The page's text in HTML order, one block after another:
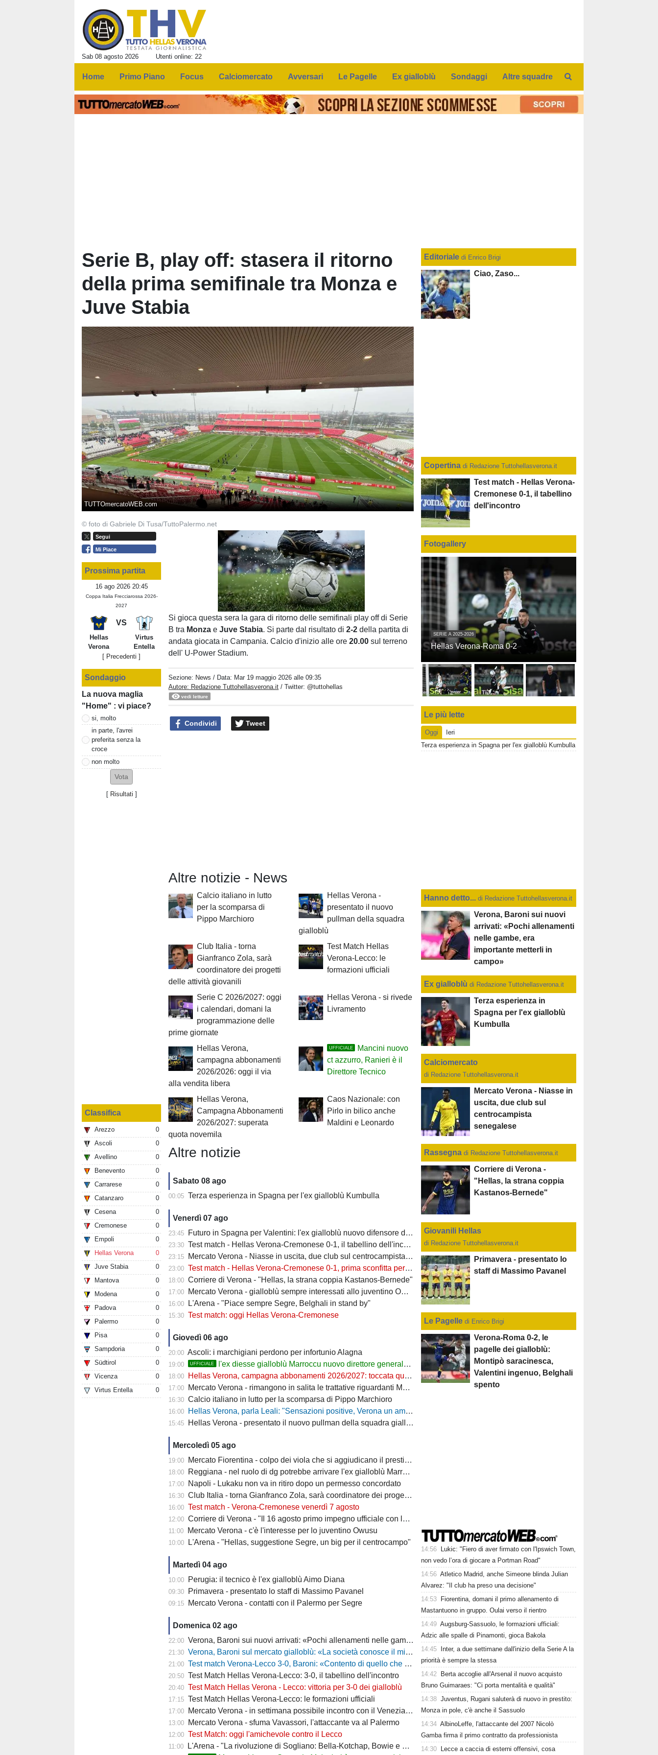
Sab 08 agosto 2026 Utenti online: 22
Home Primo Piano Focus Calciomercato Avversari Le Pagelle Ex gialloblù Sondaggi Altre squadre
Serie B, play off: stasera il ritorno
della prima semifinale tra Monza e
Juve Stabia
TUTTOmercatoWEB.com
© foto di Gabriele Di Tusa/TuttoPalermo.net
Segui
Mi Piace
Prossima partita
16 ago 2026 20:45
Coppa Italia Frecciarossa 2026-
2027
VS
Hellas
Verona
Virtus
Entella
[ Precedenti ]
Sondaggio
La nuova maglia
"Home" : vi piace?
si, molto
in parte, l'avrei
preferita senza la
croce
non molto
[ Risultati ]
Classifica
Arezzo
0
Ascoli
0
Avellino
0
Benevento
0
Carrarese
0
Catanzaro
0
Cesena
0
Cremonese
0
Empoli
0
Hellas Verona
0
Juve Stabia
0
Mantova
0
Modena
0
Padova
0
Palermo
0
Pisa
0
Sampdoria
0
Südtirol
0
Vicenza
0
Virtus Entella
0
Unmute
Loaded:
100.00%
Si gioca questa sera la gara di ritorno delle semifinali play off di Serie
B tra MonzaeJuve Stabia. Si parte dal risultato di2-2della partita di
andata giocata in Campania. Calcio d'inizio alle ore20.00sul terreno
dell' U-Power Stadium.
Sezione: News / Data: Mar 19 maggio 2026 alle 09:35
Autore: Redazione Tuttohellasverona.it / Twitter: @tuttohellas
vedi letture
Condividi Tweet
Altre notizie - News
Calcio italiano in lutto
per la scomparsa di
Pippo Marchioro
Hellas Verona -
presentato il nuovo
pullman della squadra
gialloblù
Club Italia - torna
Gianfranco Zola, sarà
coordinatore dei progetti
delle attività giovanili
Test Match Hellas
Verona-Lecco: le
formazioni ufficiali
Serie C 2026/2027: oggi
i calendari, domani la
programmazione delle
prime giornate
Hellas Verona - si rivede
Livramento
Hellas Verona,
campagna abbonamenti
2026/2026: oggi il via
alla vendita libera
UFFICIALE
Mancini nuovo
ct azzurro, Ranieri è il
Direttore Tecnico
Hellas Verona,
Campagna Abbonamenti
2026/2027: superata
quota novemila
Caos Nazionale: con
Pirlo in bilico anche
Maldini e Leonardo
Altre notizie
Sabato 08 ago
00:05 Terza esperienza in Spagna per l'ex gialloblù Kumbulla
Venerdì 07 ago
23:45 Futuro in Spagna per Valentini: l'ex gialloblù nuovo difensore dell'Alaves
23:30 Test match - Hellas Verona-Cremonese 0-1, il tabellino dell'incontro
23:15 Mercato Verona - Niasse in uscita, due club sul centrocampista senegalese
23:00 Test match - Hellas Verona-Cremonese 0-1, prima sconfitta per i gialloblù
18:00 Corriere di Verona - "Hellas, la strana coppia Kastanos-Bernede"
17:00 Mercato Verona - gialloblù sempre interessati allo juventino Owusu
16:00 L'Arena - "Piace sempre Segre, Belghali in stand by"
15:30 Test match: oggi Hellas Verona-Cremonese
Giovedì 06 ago
20:00 Ascoli: i marchigiani perdono per infortunio Alagna
19:00 UFFICIALE l'ex diesse gialloblù Marroccu nuovo direttore generale della Reggina
18:00 Hellas Verona, campagna abbonamenti 2026/2027: toccata quota 11mila
17:00 Mercato Verona - rimangono in salita le trattative riguardanti Montipò e Segre
16:30 Calcio italiano in lutto per la scomparsa di Pippo Marchioro
16:00 Hellas Verona, parla Leali: "Sensazioni positive, Verona un ambiente dove si può lavorare bene"
15:45 Hellas Verona - presentato il nuovo pullman della squadra gialloblù
Mercoledì 05 ago
19:00 Mercato Fiorentina - colpo dei viola che si aggiudicano il prestito dal Real di Mastantuono
18:00 Reggiana - nel ruolo di dg potrebbe arrivare l'ex gialloblù Marroccu
17:00 Napoli - Lukaku non va in ritiro dopo un permesso concordato
16:30 Club Italia - torna Gianfranco Zola, sarà coordinatore dei progetti delle attività giovanili
16:00 Test match - Verona-Cremonese venerdì 7 agosto
12:00 Corriere di Verona - "Il 16 agosto primo impegno ufficiale con la Coppa Italia"
11:00 Mercato Verona - c'è l'interesse per lo juventino Owusu
10:00 L'Arena - "Hellas, suggestione Segre, un big per il centrocampo"
Martedì 04 ago
10:00 Perugia: il tecnico è l'ex gialloblù Aimo Diana
09:30 Primavera - presentato lo staff di Massimo Pavanel
09:15 Mercato Verona - contatti con il Palermo per Segre
Domenica 02 ago
22:00 Verona, Baroni sui nuovi arrivati: «Pochi allenamenti nelle gambe, era importante metterli in campo»
21:30 Verona, Baroni sul mercato gialloblù: «La società conosce il mio progetto, la mia garanzia è Sogliano»
21:00 Test match Verona-Lecco 3-0, Baroni: «Contento di quello che ho visto, la strada è questa e non torneremo indietro»
20:50 Test Match Hellas Verona-Lecco: 3-0, il tabellino dell'incontro
20:40 Test Match Hellas Verona - Lecco: vittoria per 3-0 dei gialloblù
17:15 Test Match Hellas Verona-Lecco: le formazioni ufficiali
17:00 Mercato Verona - in settimana possibile incontro con il Venezia per Montipò
13:00 Mercato Verona - sfuma Vavassori, l'attaccante va al Palermo
12:00 Test Match: oggi l'amichevole contro il Lecco
11:00 L'Arena - "La rivoluzione di Sogliano: Bella-Kotchap, Bowie e ora Belghali"
Editorialedi Enrico Brigi
Ciao, Zaso...
Copertina di Redazione Tuttohellasverona.it
Test match - Hellas Verona-
Cremonese 0-1, il tabellino
dell'incontro
Fotogallery
SERIE A 2025-2026
Hellas Verona-Roma 0-2
Le più lette
Oggi
Ieri
Terza esperienza in Spagna per l'ex gialloblù Kumbulla
Hanno detto... di Redazione Tuttohellasverona.it
Verona, Baroni sui nuovi
arrivati: «Pochi allenamenti
nelle gambe, era
importante metterli in
campo»
Ex gialloblùdi Redazione Tuttohellasverona.it
Terza esperienza in
Spagna per l'ex gialloblù
Kumbulla
Calciomercato
di Redazione Tuttohellasverona.it
Mercato Verona - Niasse in
uscita, due club sul
centrocampista
senegalese
Rassegna di Redazione Tuttohellasverona.it
Corriere di Verona -
"Hellas, la strana coppia
Kastanos-Bernede"
Giovanili Hellas
di Redazione Tuttohellasverona.it
Primavera - presentato lo
staff di Massimo Pavanel
Le Pagelle di Enrico Brigi
Verona-Roma 0-2, le
pagelle dei gialloblù:
Montipò saracinesca,
Valentini ingenuo, Belghali
spento
14:56
Lukic: "Fiero di aver firmato con l'Ipswich Town,
non vedo l’ora di giocare a Portman Road"
14:56 Atletico Madrid, anche Simeone blinda Julian
Alvarez: "Il club ha preso una decisione"
14:53
Fiorentina, domani il primo allenamento di
Mastantuono in gruppo. Oulai verso il rientro
14:49 Augsburg-Sassuolo, le formazioni ufficiali:
Adzic alle spalle di Pinamonti, gioca Bakola
14:45
Inter, a due settimane dall'inizio della Serie A la
priorità è sempre la stessa
14:42
Berta accoglie all'Arsenal il nuovo acquisto
Bruno Guimaraes: "Ci porta mentalità e qualità"
14:38 Juventus, Rugani saluterà di nuovo in prestito:
Monza in pole, c'è anche il Sassuolo
14:34 AlbinoLeffe, l'attaccante del 2007 Nicolò
Gamba firma il primo contratto da professionista
14:30
Lecce a caccia di esterni offensivi, cosa